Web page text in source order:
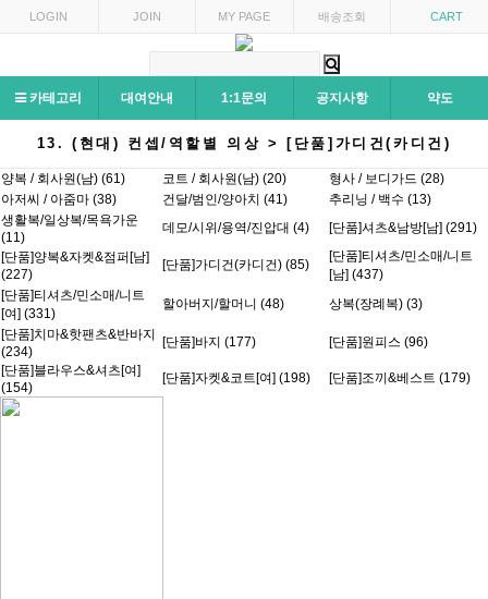
LOGIN JOIN MY PAGE 배송조회 CART
카테고리 대여안내 1:1문의 공지사항 약도
13. (현대) 컨셉/역할별 의상 > [단품]가디건(카디건)
양복 / 회사원(남) (61) 코트 / 회사원(남) (20)
형사 / 보디가드 (28)
아저씨 / 아줌마 (38)
건달/범인/양아치 (41)
추리닝 / 백수 (13)
생활복/일상복/목욕가운
(11)
데모/시위/용역/진압대 (4)
[단품]셔츠&남방[남] (291)
[단품]양복&자켓&점퍼[남]
(227)
[단품]가디건(카디건) (85)
[단품]티셔츠/민소매/니트
[남] (437)
[단품]티셔츠/민소매/니트
[여] (331)
할아버지/할머니 (48)
상복(장례복) (3)
[단품]치마&핫팬츠&반바지
(234)
[단품]바지 (177)
[단품]원피스 (96)
[단품]블라우스&셔츠[여]
(154)
[단품]자켓&코트[여] (198) [단품]조끼&베스트 (179)